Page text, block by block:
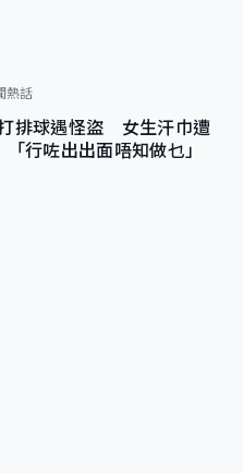
熱話
排球遇怪盜 女生汗巾遭
行咗出出面唔知做乜」